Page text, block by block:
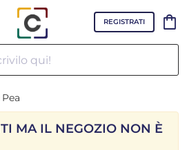
REGISTRATI shopping_bag
MA IL NEGOZIO NON È